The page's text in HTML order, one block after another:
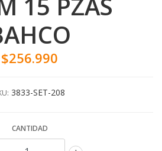
$256.990
3833-SET-208
CANTIDAD